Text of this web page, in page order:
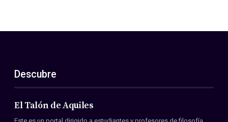
Descubre
El Talón de Aquiles